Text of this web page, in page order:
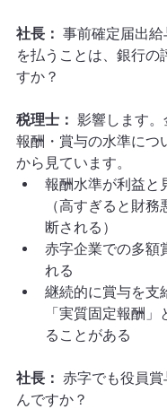
社長： 事前確定届出
を払うことは、銀行の
すか？
税理士： 影響します
報酬・賞与の水準につ
から見ています。
報酬水準が利益と
（高すぎると財
断される）
赤字企業での多額
れる
継続的に賞与を支
「実質固定報酬
ることがある
社長： 赤字でも役員
んですか？